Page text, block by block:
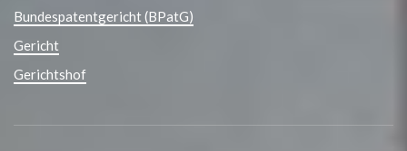
Bundespatentgericht (BPatG)
Gericht
Gerichtshof